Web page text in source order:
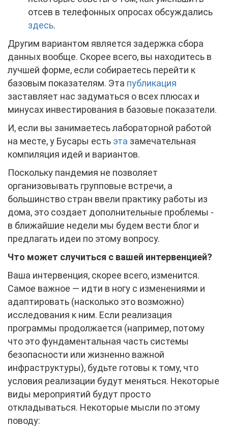
отсев в телефонных опросах обсуждались
здесь.
Другим вариантом является задержка сбора
данных вообще. Скорее всего, вы находитесь в
лучшей форме, если собираетесь перейти к
базовым показателям. Эта публикация
заставляет нас задуматься о всех плюсах и
минусах инвестирования в базовые показатели.
И, если вы занимаетесь лабораторной работой
на месте, у Бусары есть эта замечательная
компиляция идей и вариантов.
Поскольку пандемия не позволяет
организовывать групповые встречи, а
большинство стран ввели практику работы из
дома, это создает дополнительные проблемы -
в ближайшие недели мы будем вести блог и
предлагать идеи по этому вопросу.
Что может случиться с вашей интервенцией?
Ваша интервенция, скорее всего, изменится.
Самое важное — идти в ногу с изменениями и
адаптировать (насколько это возможно)
исследования к ним. Если реализация
программы продолжается (например, потому
что это фундаментальная часть системы
безопасности или жизненно важной
инфраструктуры), будьте готовы к тому, что
условия реализации будут меняться. Некоторые
виды мероприятий будут просто
откладываться. Некоторые мысли по этому
поводу: